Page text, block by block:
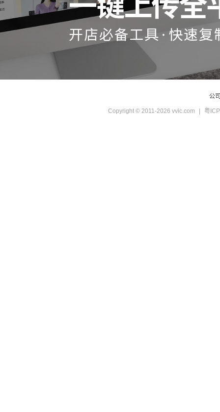
公
Copyright © 2011-2026 vvic.com 粤